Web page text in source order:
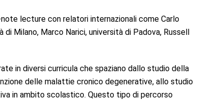
lecture con relatori internazionali come Carlo
Milano, Marco Narici, università di Padova, Russell
in diversi curricula che spaziano dallo studio della
delle malattie cronico degenerative, allo studio
in ambito scolastico. Questo tipo di percorso